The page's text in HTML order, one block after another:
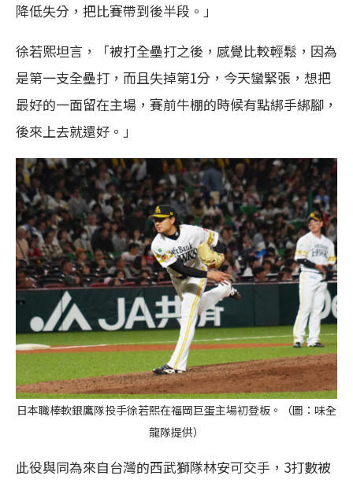
降低失分，把比賽帶到後半段。」
徐若熙坦言，「被打全壘打之後，感覺比較輕鬆，因為
是第一支全壘打，而且失掉第1分，今天蠻緊張，想把
最好的一面留在主場，賽前牛棚的時候有點綁手綁腳，
後來上去就還好。」
日本職棒軟銀鷹隊投手徐若熙在福岡巨蛋主場初登板。（圖：味全
龍隊提供）
此役與同為來自台灣的西武獅隊林安可交手，3打數被